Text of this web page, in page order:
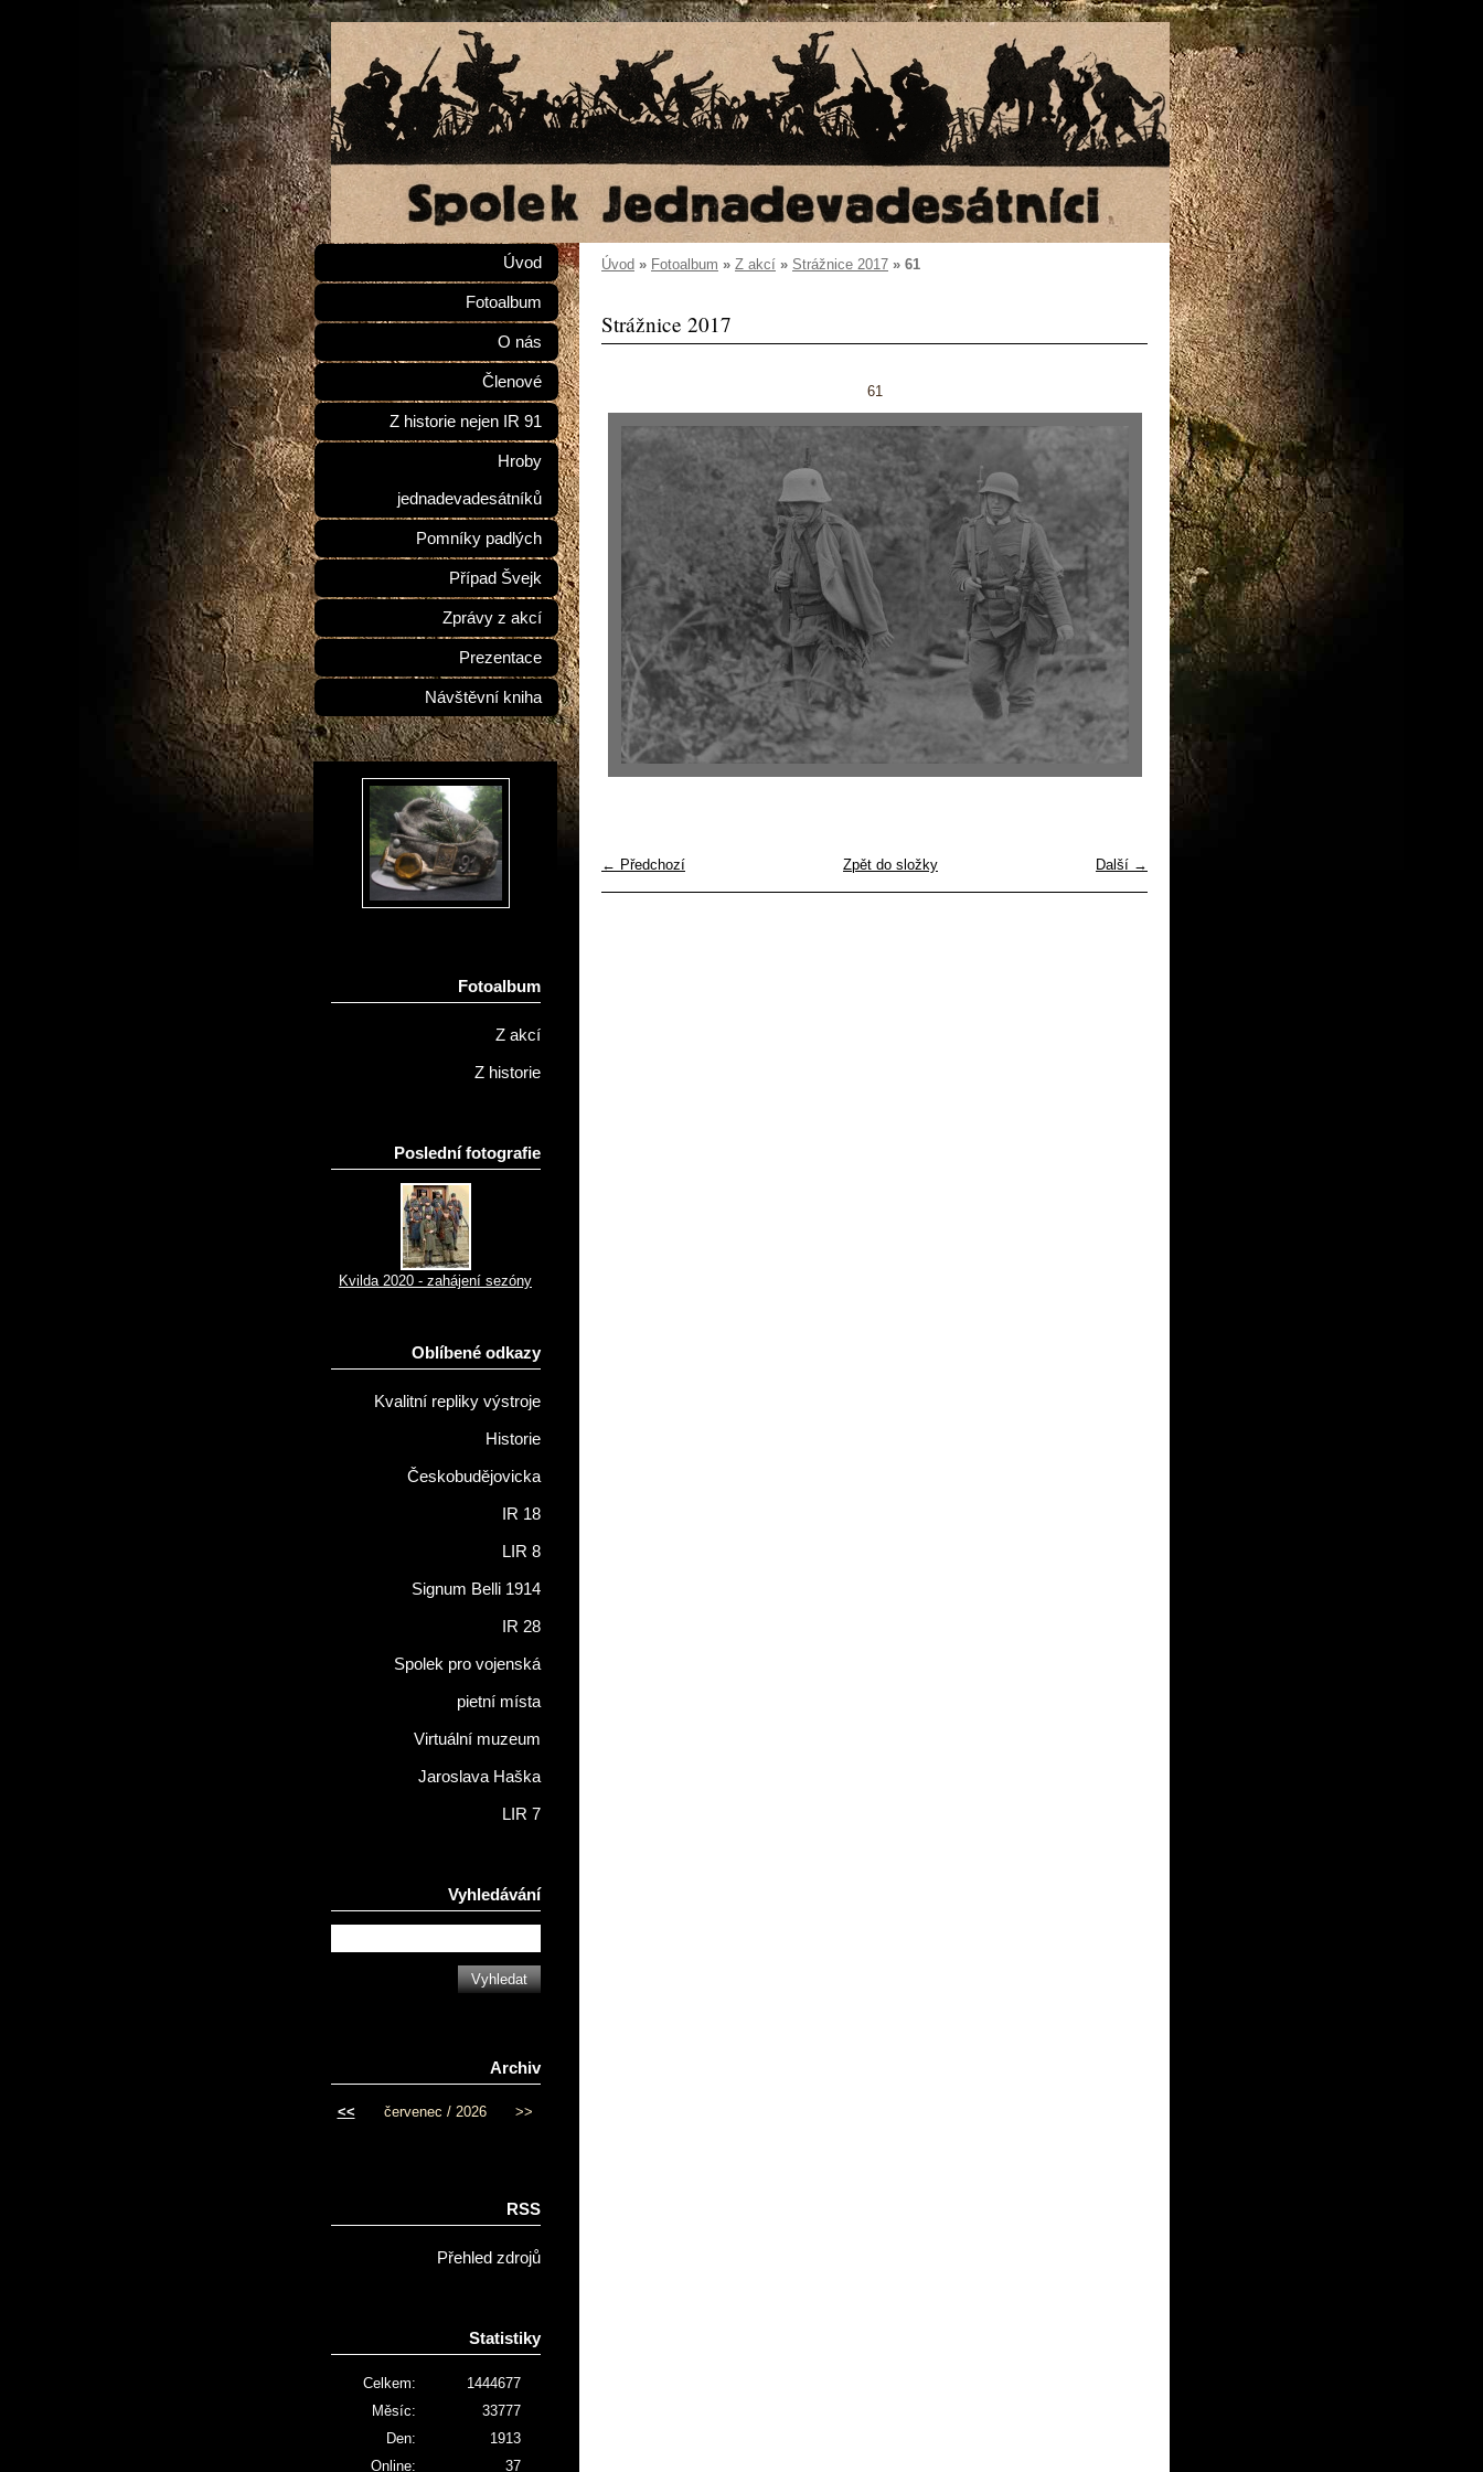
Úvod » Fotoalbum » Z akcí » Strážnice 2017 » 61
Strážnice 2017
61
← Předchozí Další →
Zpět do složky
Úvod
Fotoalbum
O nás
Členové
Z historie nejen IR 91
Hroby
jednadevadesátníků
Pomníky padlých
Případ Švejk
Zprávy z akcí
Prezentace
Návštěvní kniha
Fotoalbum
Z akcí
Z historie
Poslední fotografie
Kvilda 2020 - zahájení sezóny
Oblíbené odkazy
Kvalitní repliky výstroje
Historie
Českobudějovicka
IR 18
LIR 8
Signum Belli 1914
IR 28
Spolek pro vojenská
pietní místa
Virtuální muzeum
Jaroslava Haška
LIR 7
Vyhledávání
Archiv
<< červenec / 2026 >>
RSS
Přehled zdrojů
Statistiky
Online: 37
Celkem:
1444677
Měsíc:
33777
Den:
1913